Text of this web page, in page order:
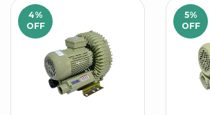
4%
OFF
5%
OFF